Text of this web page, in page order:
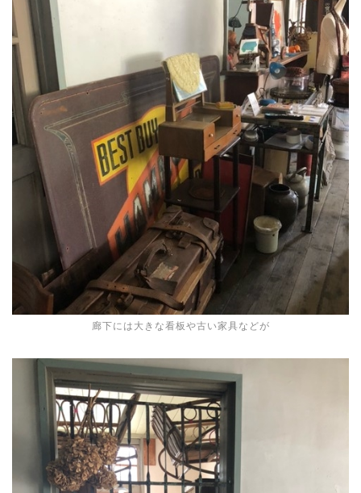
廊下には大きな看板や古い家具などが